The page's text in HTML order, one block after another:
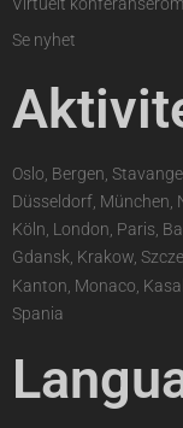
Se nyhet
Oslo, Bergen,
Düsseldorf, München,
Köln, London, Paris,
Gdansk, Krakow,
Kanton, Monaco,
Spania